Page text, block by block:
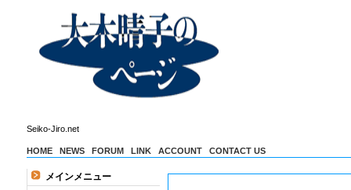
Seiko-Jiro.net
HOME NEWS FORUM LINK ACCOUNT CONTACT US
メインメニュー